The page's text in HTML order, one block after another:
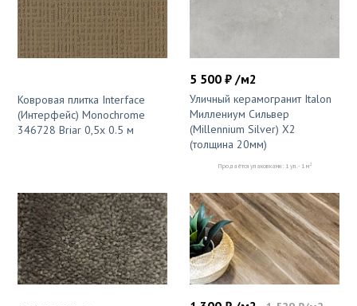
Ковровая плитка Interface
(Интерфейс) Monochrome
346728 Briar 0,5x 0.5 м
5 500 ₽ /м2
Уличный керамогранит Italon
Миллениум Сильвер
(Millennium Silver) X2
(толщина 20мм)
Продаётся упаковками: 1 уп. - 1 м2